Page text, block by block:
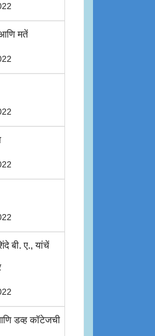
आणि मतें
बी. ए., यांचें
डव्ह कॉटेजची